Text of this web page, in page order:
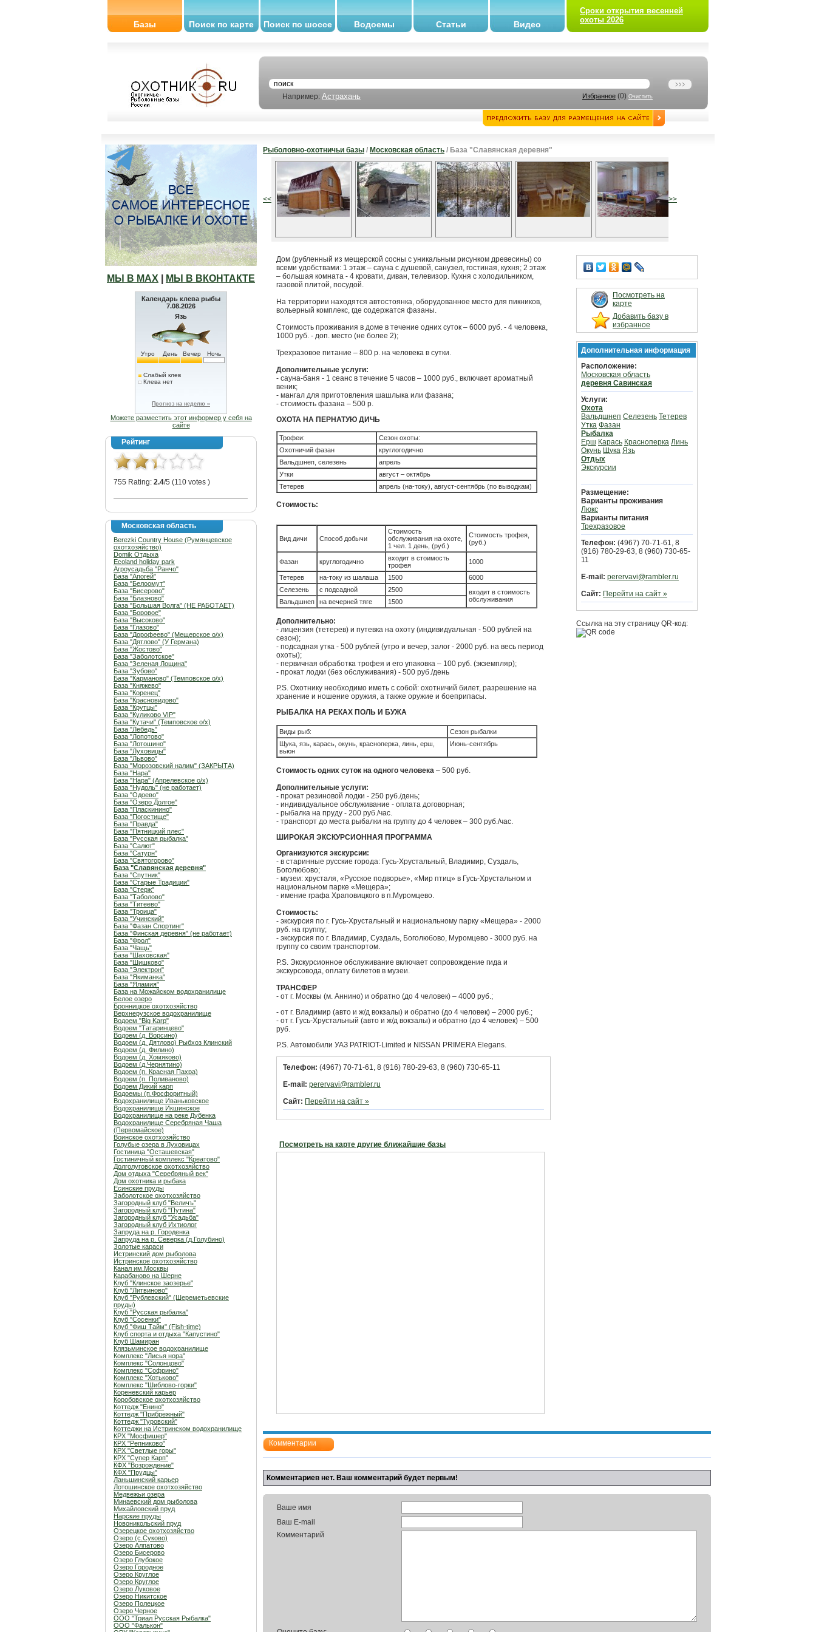
Базы Поиск по карте Поиск по шоссе Водоемы Статьи Видео
Сроки открытия весенней
охоты 2026
Например: Астрахань Избранное (0) Очистить
МЫ В МАХ МЫ В ВКОНТАКТЕ
Календарь клева рыбы
7.08.2026
Язь
Утро День Вечер Ночь
Слабый клев
Клева нет
Прогноз на неделю »
Можете разместить этот информер у себя на
сайте
Рейтинг
755 Rating: 2.4/5 (110 votes )
Московская область
Berezki Country House (Румянцевское
охотхозяйство)
Domik Отдыха
Ecoland holiday park
Агроусадьба "Ранчо"
База "Апогей"
База "Белоомут"
База "Бисерово"
База "Блазново"
База "Большая Волга" (НЕ РАБОТАЕТ)
База "Боровое"
База "Высоково"
База "Глазово"
База "Дорофеево" (Мещерское о/х)
База "Дятлово" (У Германа)
База "Жостово"
База "Заболотское"
База "Зеленая Лощина"
База "Зубово"
База "Карманово" (Темповское о/х)
База "Княжево"
База "Коренец"
База "Красновидово"
База "Крутцы"
База "Куликово VIP"
База "Кутачи" (Темповское о/х)
База "Лебедь"
База "Лопотово"
База "Лотошино"
База "Луховицы"
База "Львово"
База "Морозовский налим" (ЗАКРЫТА)
База "Нара"
База "Нара" (Апрелевское о/х)
База "Нудоль" (не работает)
База "Одоево"
База "Озеро Долгое"
База "Пласкинино"
База "Погостище"
База "Правда"
База "Пятницкий плес"
База "Русская рыбалка"
База "Салют"
База "Сатурн"
База "Святогорово"
База "Славянская деревня"
База "Спутник"
База "Старые Традиции"
База "Стерж"
База "Таболово"
База "Титеево"
База "Троица"
База "Учинский"
База "Фазан Спортинг"
База "Финская деревня" (не работает)
База "Фрол"
База "Чащь"
База "Шаховская"
База "Шишково"
База "Электрон"
База "Якиманка"
База "Яламия"
База на Можайском водохранилище
Белое озеро
Бронницкое охотхозяйство
Верхнерузское водохранилище
Водоем "Big Karp"
Водоем "Татаринцево"
Водоем (д. Ворсино)
Водоем (д. Дятлово) Рыбхоз Клинский
Водоем (д. Филино)
Водоем (д. Хомяково)
Водоем (д.Чернятино)
Водоем (п. Красная Пахра)
Водоем (п. Поливаново)
Водоем Дикий карп
Водоемы (п.Фосфоритный)
Водохранилище Иваньковское
Водохранилище Икшинское
Водохранилище на реке Дубенка
Водохранилище Серебряная Чаша
(Первомайское)
Воинское охотхозяйство
Голубые озера в Луховицах
Гостиница "Осташевcкая"
Гостиничный комплекс "Креатово"
Долголуговское охотхозяйство
Дом отдыха "Серебряный век"
Дом охотника и рыбака
Есинские пруды
Заболотское охотхозяйство
Загородный клуб "Величъ"
Загородный клуб "Путина"
Загородный клуб "Усадьба"
Загородный клуб Ихтиолог
Запруда на р. Городенка
Запруда на р. Северка (д.Голубино)
Золотые караси
Истринский дом рыболова
Истринское охотхозяйство
Канал им.Москвы
Карабаново на Шерне
Клуб "Клинское заозерье"
Клуб "Литвиново"
Клуб "Рублевский" (Шереметьевские
пруды)
Клуб "Русская рыбалка"
Клуб "Сосенки"
Клуб "Фиш Тайм" (Fish-time)
Клуб спорта и отдыха "Капустино"
Клуб Шамиран
Клязьминское водохранилище
Комплекс "Лисья нора"
Комплекс "Солонцово"
Комплекс "Софрино"
Комплекс "Хотьково"
Комплекс "Шиблово-горки"
Кореневский карьер
Коробовское охотхозяйство
Коттедж "Енино"
Коттедж "Прибрежный"
Коттедж "Туровский"
Коттеджи на Истринском водохранилище
КРХ "Мосфишер"
КРХ "Репниково"
КРХ "Светлые горы"
КРХ "Супер Карп"
КФХ "Возрождение"
КФХ "Прудцы"
Ланьшинский карьер
Лотошинское охотхозяйство
Медвежьи озера
Минаевский дом рыболова
Михайловский пруд
Нарские пруды
Новоникольский пруд
Озерецкое охотхозяйство
Озеро (c.Суково)
Озеро Алпатово
Озеро Бисерово
Озеро Глубокое
Озеро Городное
Озеро Круглое
Озеро Круглое
Озеро Луковое
Озеро Никитское
Озеро Полецкое
Озеро Черное
ООО "Триал Русская Рыбалка"
ООО "Фалькон"
Рыболовно-охотничьи базы / Московская область / База "Славянская деревня"
<< >>
Дом (рубленный из мещерской сосны с уникальным рисунком древесины) со
всеми удобствами: 1 этаж – сауна с душевой, санузел, гостиная, кухня; 2 этаж
– большая комната - 4 кровати, диван, телевизор. Кухня с холодильником,
газовой плитой, посудой.
На территории находятся автостоянка, оборудованное место для пикников,
вольерный комплекс, где содержатся фазаны.
Стоимость проживания в доме в течение одних суток – 6000 руб. - 4 человека,
1000 руб. - доп. место (не более 2);
Трехразовое питание – 800 р. на человека в сутки.
Дополнительные услуги:
- сауна-баня - 1 сеанс в течение 5 часов – 1000 руб., включает ароматный
веник;
- мангал для приготовления шашлыка или фазана;
- стоимость фазана – 500 р.
ОХОТА НА ПЕРНАТУЮ ДИЧЬ
Трофеи:
Сезон охоты:
Охотничий фазан
круглогодично
Вальдшнеп, селезень
апрель
Утки
август – октябрь
Тетерев
апрель (на-току), август-сентябрь (по выводкам)
Стоимость:
Вид дичи Способ добычи
Стоимость
обслуживания на охоте,
1 чел. 1 день, (руб.)
Стоимость трофея,
(руб.)
Фазан круглогодично
входит в стоимость
трофея
1000
Тетерев на-току из шалаша 1500
6000
Селезень
с подсадной 2500
входит в стоимость
обслуживания
Вальдшнеп на вечерней тяге 1500
Дополнительно:
- лицензия (тетерев) и путевка на охоту (индивидуальная - 500 рублей на
сезон);
- подсадная утка - 500 рублей (утро и вечер, залог - 2000 руб. на весь период
охоты);
- первичная обработка трофея и его упаковка – 100 руб. (экземпляр);
- прокат лодки (без обслуживания) - 500 руб./день
P.S. Охотнику необходимо иметь с собой: охотничий билет, разрешение на
хранение и ношение оружия, а также оружие и боеприпасы.
РЫБАЛКА НА РЕКАХ ПОЛЬ И БУЖА
Виды рыб:
Сезон рыбалки
Щука, язь, карась, окунь, красноперка, линь, ерш,
вьюн
Июнь-сентябрь
Стоимость одних суток на одного человека – 500 руб.
Дополнительные услуги:
- прокат резиновой лодки - 250 руб./день;
- индивидуальное обслуживание - оплата договорная;
- рыбалка на пруду - 200 руб./час.
- транспорт до места рыбалки на группу до 4 человек – 300 руб./час.
ШИРОКАЯ ЭКСКУРСИОННАЯ ПРОГРАММА
Организуются экскурсии:
- в старинные русские города: Гусь-Хрустальный, Владимир, Суздаль,
Боголюбово;
- музеи: хрусталя, «Русское подворье», «Мир птиц» в Гусь-Хрустальном и
национальном парке «Мещера»;
- имение графа Храповицкого в п.Муромцево.
Стоимость:
- экскурсия по г. Гусь-Хрустальный и национальному парку «Мещера» - 2000
руб. на группу;
- экскурсия по г. Владимир, Суздаль, Боголюбово, Муромцево - 3000 руб. на
группу со своим транспортом.
P.S. Экскурсионное обслуживание включает сопровождение гида и
экскурсовода, оплату билетов в музеи.
ТРАНСФЕР
- от г. Москвы (м. Аннино) и обратно (до 4 человек) – 4000 руб.;
- от г. Владимир (авто и ж/д вокзалы) и обратно (до 4 человек) – 2000 руб.;
- от г. Гусь-Хрустальный (авто и ж/д вокзалы) и обратно (до 4 человек) – 500
руб.
P.S. Автомобили УАЗ PATRIOT-Limited и NISSAN PRIMERA Elegans.
Телефон: (4967) 70-71-61, 8 (916) 780-29-63, 8 (960) 730-65-11
E-mail: perervavi@rambler.ru
Сайт: Перейти на сайт »
Посмотреть на карте другие ближайшие базы
Посмотреть на
карте
Добавить базу в
избранное
Дополнительная информация
Расположение:
Московская область
деревня Савинская
Услуги:
Охота
Вальдшнеп Селезень Тетерев
Утка Фазан
Рыбалка
Ерш Карась Красноперка Линь
Окунь Щука Язь
Отдых
Экскурсии
Размещение:
Варианты проживания
Люкс
Варианты питания
Трехразовое
Телефон: (4967) 70-71-61, 8
(916) 780-29-63, 8 (960) 730-65-
11
E-mail: perervavi@rambler.ru
Сайт: Перейти на сайт »
Ссылка на эту страницу QR-код:
Комментарии
Комментариев нет. Ваш комментарий будет первым!
Ваше имя
Ваш E-mail
Комментарий